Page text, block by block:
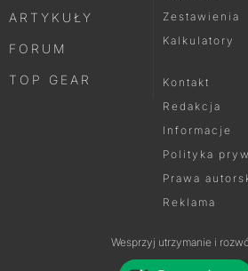
ARTYKUŁY
FORUM
TOP GEAR
Zestawienia
Kalkulatory
Kontakt
Redakcja
Informacje
Polityka
Prawa
Reklama
Wesprzyj utrzymanie i